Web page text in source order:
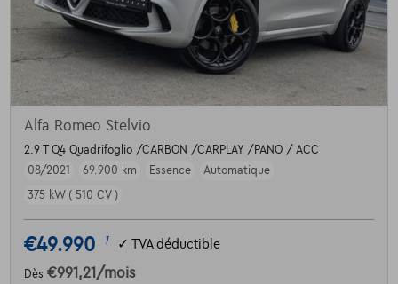
Alfa Romeo Stelvio
2.9 T Q4 Quadrifoglio /CARBON /CARPLAY /PANO / ACC
08/2021
69.900 km Essence
Automatique
375 kW ( 510 CV )
€49.990 1 ✓ TVA déductible
Dès €991,21 /mois